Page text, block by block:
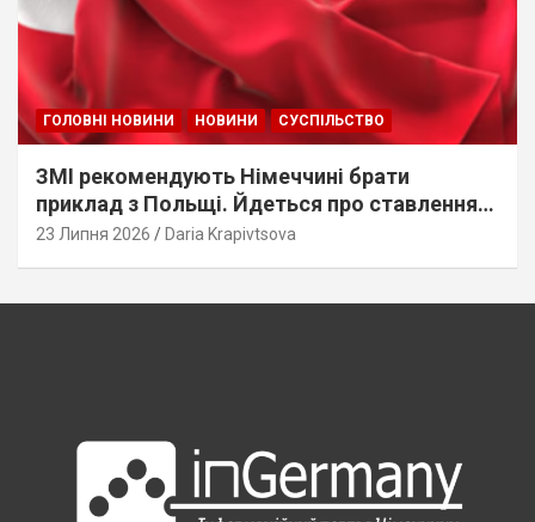
ГОЛОВНІ НОВИНИ НОВИНИ СУСПІЛЬСТВО
ЗМІ рекомендують Німеччині брати
приклад з Польщі. Йдеться про ставлення
до українців
23 Липня 2026 Daria Krapivtsova